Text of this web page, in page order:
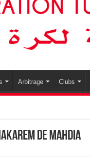
Arbitrage Clubs
de Mahdia